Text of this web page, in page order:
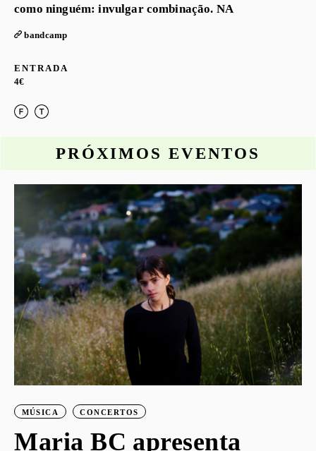
como ninguém: invulgar combinação. NA
bandcamp
ENTRADA
4€
PRÓXIMOS EVENTOS
MÚSICA CONCERTOS
Maria BC apresenta